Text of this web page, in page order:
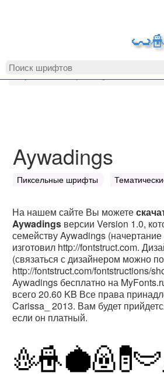
MyFonts.ru
Aywadings
Пиксельные шрифты
На нашем сайте Вы можете
Aywadings версии Version 1.0,
семейству Aywadings
изготовил http://fontstruct.com.
(связаться с дизайнером можно
http://fontstruct.com/fontstructions/
Aywadings бесплатно на
всего 20.60 KB Все права
Carissa_ 2013. Вам будет
если он платный.